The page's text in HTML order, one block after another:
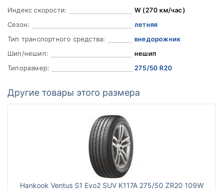
Индекс скорости:
W (270 км/час)
Сезон:
летняя
Тип транспортного средства:
внедорожник
Шип/нешип:
нешип
Типоразмер:
275/50 R20
Другие товары этого размера
Hankook Ventus S1 Evo2 SUV K117A 275/50 ZR20 109W